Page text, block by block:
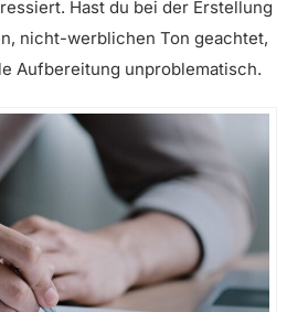
Hast du bei der Erstellung
nicht-werblichen Ton geachtet,
Aufbereitung unproblematisch.